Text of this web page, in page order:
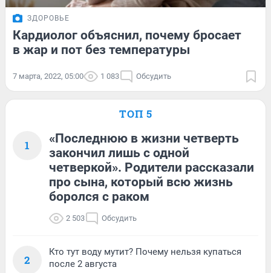
ЗДОРОВЬЕ
Кардиолог объяснил, почему бросает
в жар и пот без температуры
7 марта, 2022, 05:00 1 083 Обсудить
ТОП 5
1
«Последнюю в жизни четверть
закончил лишь с одной
четверкой». Родители рассказали
про сына, который всю жизнь
боролся с раком
2 503 Обсудить
2
Кто тут воду мутит? Почему нельзя купаться
после 2 августа